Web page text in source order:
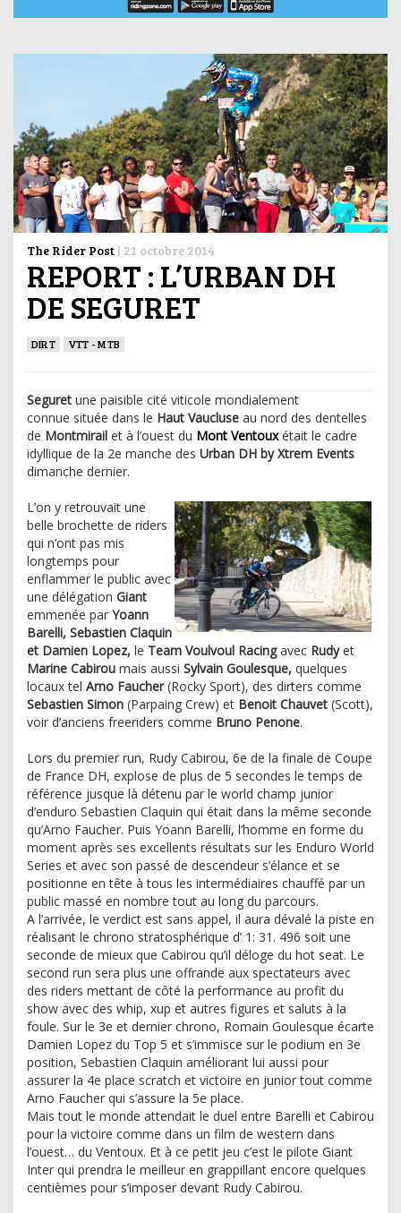
The Rider Post | 21 octobre 2014
REPORT : L’URBAN DH
DE SEGURET
DIRT VTT - MTB
Seguret une paisible cité viticole mondialement
connue située dans le Haut Vaucluse au nord des dentelles
de Montmirail et à l’ouest du Mont Ventouxétait le cadre
idyllique de la 2e manche des Urban DH by Xtrem Events
dimanche dernier.
L’on y retrouvait une
belle brochette de riders
qui n’ont pas mis
longtemps pour
enflammer le public avec
une délégation Giant
emmenée par Yoann
Barelli, Sebastien Claquin
et Damien Lopez, le Team Voulvoul Racingavec Rudyet
Marine Cabirou mais aussi Sylvain Goulesque, quelques
locaux tel Arno Faucher(Rocky Sport), des dirters comme
Sebastien Simon (Parpaing Crew) et Benoit Chauvet (Scott),
voir d’anciens freeriders comme Bruno Penone.
Lors du premier run, Rudy Cabirou, 6e de la finale de Coupe
de France DH, explose de plus de 5 secondes le temps de
référence jusque là détenu par le world champ junior
d’enduro Sebastien Claquin qui était dans la même seconde
qu’Arno Faucher. Puis Yoann Barelli, l’homme en forme du
moment après ses excellents résultats sur les Enduro World
Series et avec son passé de descendeur s’élance et se
positionne en tête à tous les intermédiaires chauffé par un
public massé en nombre tout au long du parcours.
A l’arrivée, le verdict est sans appel, il aura dévalé la piste en
réalisant le chrono stratosphérique d’ 1: 31. 496 soit une
seconde de mieux que Cabirou qu’il déloge du hot seat. Le
second run sera plus une offrande aux spectateurs avec
des riders mettant de côté la performance au profit du
show avec des whip, xup et autres figures et saluts à la
foule. Sur le 3e et dernier chrono, Romain Goulesque écarte
Damien Lopez du Top 5 et s’immisce sur le podium en 3e
position, Sebastien Claquin améliorant lui aussi pour
assurer la 4e place scratch et victoire en junior tout comme
Arno Faucher qui s’assure la 5e place.
Mais tout le monde attendait le duel entre Barelli et Cabirou
pour la victoire comme dans un film de western dans
l’ouest… du Ventoux. Et à ce petit jeu c’est le pilote Giant
Inter qui prendra le meilleur en grappillant encore quelques
centièmes pour s’imposer devant Rudy Cabirou.